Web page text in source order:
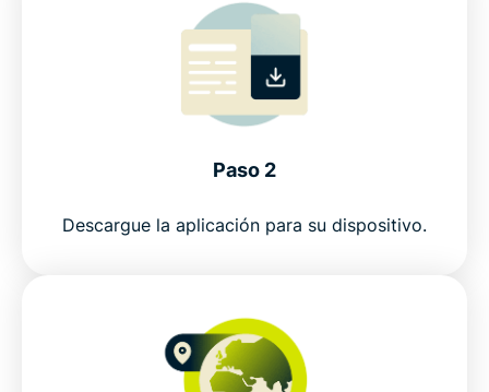
Selección de los mejores servidores VPN
Obtenga una dirección IP de Alemania sin
ExpressVPN vs. free VPNs for Germany
Paso 2
Descargue la aplicación para su dispositivo.